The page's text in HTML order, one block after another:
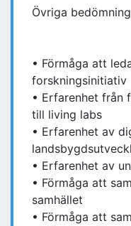
Övriga
• Förmåga att
forskningsinitiativ
• Erfarenhet från
till living labs
• Erfarenhet av
• Erfarenhet av
• Förmåga att
samhället
• Förmåga att